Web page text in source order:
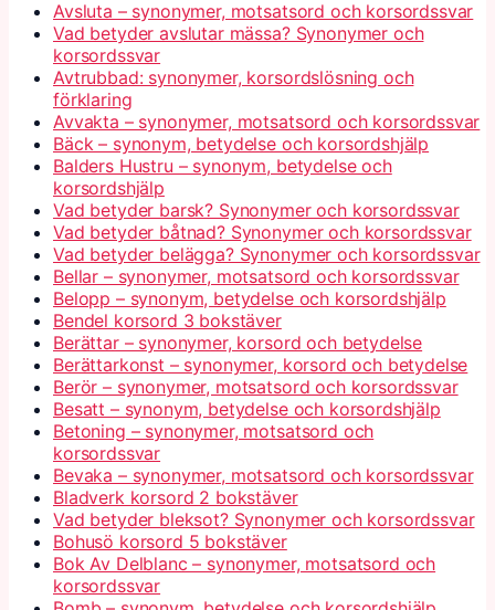
Avsluta – synonymer, motsatsord och korsordssvar
Vad betyder avslutar mässa? Synonymer och
korsordssvar
Avtrubbad: synonymer, korsordslösning och
förklaring
Avvakta – synonymer, motsatsord och korsordssvar
Bäck – synonym, betydelse och korsordshjälp
Balders Hustru – synonym, betydelse och
korsordshjälp
Vad betyder barsk? Synonymer och korsordssvar
Vad betyder båtnad? Synonymer och korsordssvar
Vad betyder belägga? Synonymer och korsordssvar
Bellar – synonymer, motsatsord och korsordssvar
Belopp – synonym, betydelse och korsordshjälp
Bendel korsord 3 bokstäver
Berättar – synonymer, korsord och betydelse
Berättarkonst – synonymer, korsord och betydelse
Berör – synonymer, motsatsord och korsordssvar
Besatt – synonym, betydelse och korsordshjälp
Betoning – synonymer, motsatsord och
korsordssvar
Bevaka – synonymer, motsatsord och korsordssvar
Bladverk korsord 2 bokstäver
Vad betyder bleksot? Synonymer och korsordssvar
Bohusö korsord 5 bokstäver
Bok Av Delblanc – synonymer, motsatsord och
korsordssvar